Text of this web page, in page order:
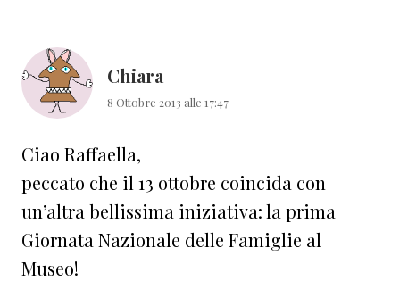
Chiara
8 Ottobre 2013 alle 17:47
Ciao Raffaella,
peccato che il 13 ottobre coincida con
un’altra bellissima iniziativa: la prima
Giornata Nazionale delle Famiglie al
Museo!